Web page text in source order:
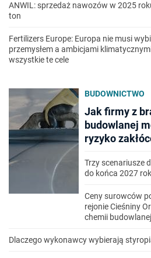
ANWIL: sprzedaż nawozów w 2025
ton
Fertilizers Europe: Europa nie musi
przemysłem a ambicjami
wszystkie te cele
BUDOWNICTWO
Jak firmy z
budowlanej
ryzyko
Trzy scenariusze
do końca 2027
Ceny surowców
rejonie Cieśniny
chemii
Dlaczego wykonawcy wybierają